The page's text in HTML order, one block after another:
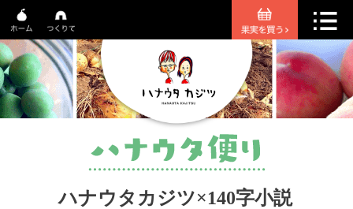
ハナウタカジツ×140字小説